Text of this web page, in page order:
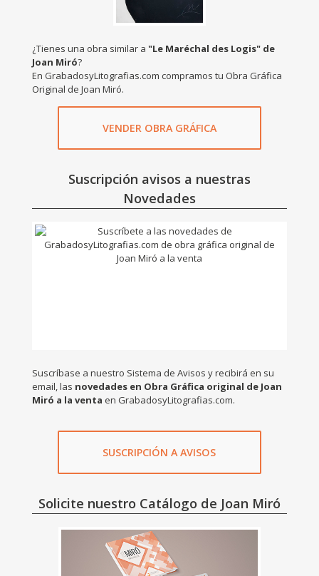
¿Tienes una obra similar a "Le Maréchal des Logis" de
Joan Miró?
En GrabadosyLitografias.com compramos tu Obra Gráfica
Original de Joan Miró.
VENDER OBRA GRÁFICA
Suscripción avisos a nuestras
Novedades
Suscríbase a nuestro Sistema de Avisos y recibirá en su
email, las novedades en Obra Gráfica original de Joan
Miró a la venta en GrabadosyLitografias.com.
SUSCRIPCIÓN A AVISOS
Solicite nuestro Catálogo de Joan Miró